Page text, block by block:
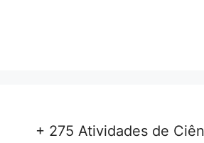
+ 275 Atividades de